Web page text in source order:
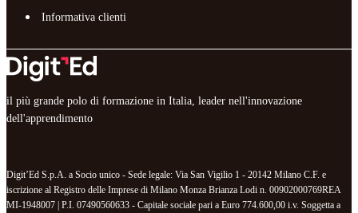
Informativa clienti
il più grande polo di formazione in Italia, leader nell'innovazione
dell'apprendimento
Digit’Ed S.p.A. a Socio unico - Sede legale: Via San Vigilio 1 - 20142 Milano C.F. e
iscrizione al Registro delle Imprese di Milano Monza Brianza Lodi n. 00902000769REA
MI-1948007 | P.I. 07490560633 - Capitale sociale pari a Euro 774.600,00 i.v. Soggetta a